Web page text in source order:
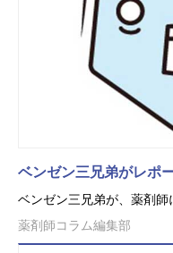
ベンゼン三兄弟がレポ
ベンゼン三兄弟が、薬剤師
薬剤師コラム編集部